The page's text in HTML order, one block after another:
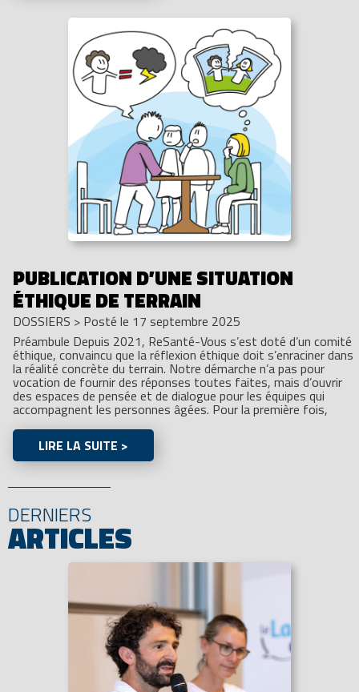
PUBLICATION D’UNE SITUATION
ÉTHIQUE DE TERRAIN
DOSSIERS > Posté le 17 septembre 2025
Préambule Depuis 2021, ReSanté-Vous s’est doté d’un comité
éthique, convaincu que la réflexion éthique doit s’enraciner dans
la réalité concrète du terrain. Notre démarche n’a pas pour
vocation de fournir des réponses toutes faites, mais d’ouvrir
des espaces de pensée et de dialogue pour les équipes qui
accompagnent les personnes âgées. Pour la première fois,
LIRE LA SUITE >
DERNIERS
ARTICLES